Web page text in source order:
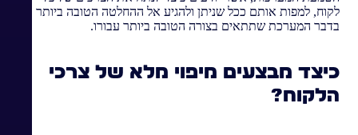
לקוח, למפות אותם ככל שניתן ולהגיע אל ההחלטה הטובה ביותר
בדבר המערכת שתתאים בצורה הטובה ביותר עבורו.
כיצד מבצעים מיפוי מלא של צרכי
הלקוח?